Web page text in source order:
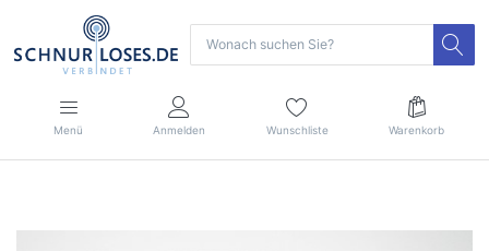
Menü Anmelden Wunschliste Warenkorb